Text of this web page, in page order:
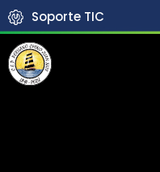
Soporte TIC